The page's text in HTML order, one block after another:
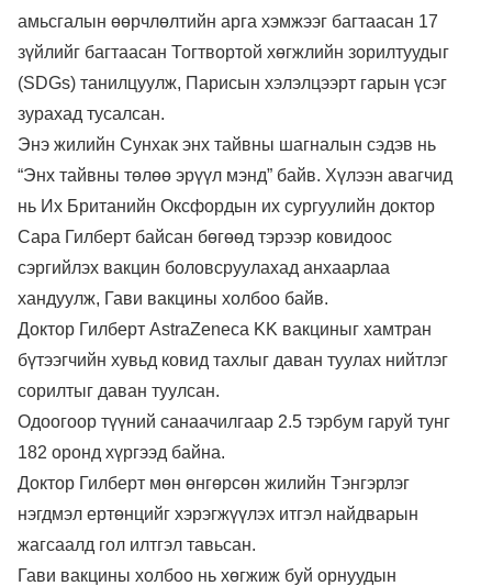
амьсгалын өөрчлөлтийн арга хэмжээг багтаасан 17
зүйлийг багтаасан Тогтвортой хөгжлийн зорилтуудыг
(SDGs) танилцуулж, Парисын хэлэлцээрт гарын үсэг
зурахад тусалсан.
Энэ жилийн Сунхак энх тайвны шагналын сэдэв нь
“Энх тайвны төлөө эрүүл мэнд” байв. Хүлээн авагчид
нь Их Британийн Оксфордын их сургуулийн доктор
Сара Гилберт байсан бөгөөд тэрээр ковидоос
сэргийлэх вакцин боловсруулахад анхаарлаа
хандуулж, Гави вакцины холбоо байв.
Доктор Гилберт AstraZeneca KK вакциныг хамтран
бүтээгчийн хувьд ковид тахлыг даван туулах нийтлэг
сорилтыг даван туулсан.
Одоогоор түүний санаачилгаар 2.5 тэрбум гаруй тунг
182 оронд хүргээд байна.
Доктор Гилберт мөн өнгөрсөн жилийн Тэнгэрлэг
нэгдмэл ертөнцийг хэрэгжүүлэх итгэл найдварын
жагсаалд гол илтгэл тавьсан.
Гави вакцины холбоо нь хөгжиж буй орнуудын